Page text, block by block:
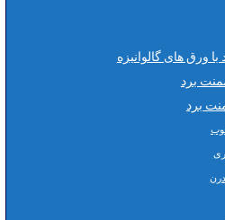
ورق های گالوانیزه
برد
برد